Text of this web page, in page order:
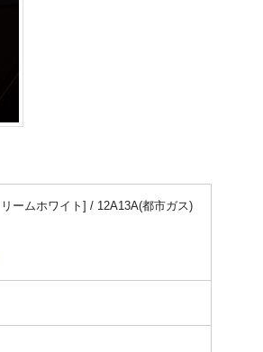
ームホワイト] / 12A13A(都市ガス)